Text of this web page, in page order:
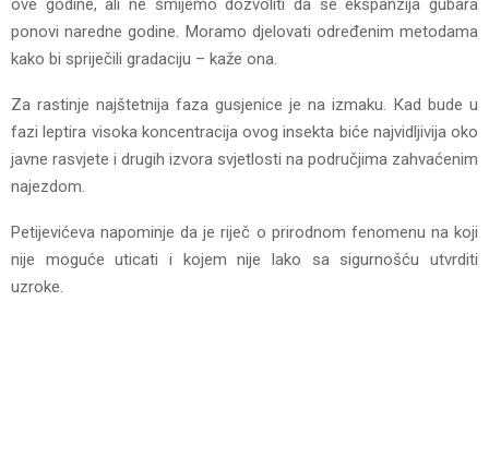
ove godine, ali ne smijemo dozvoliti da se ekspanzija gubara
ponovi naredne godine. Moramo djelovati određenim metodama
kako bi spriječili gradaciju – kaže ona.
Za rastinje najštetnija faza gusjenice je na izmaku. Кad bude u
fazi leptira visoka koncentracija ovog insekta biće najvidljivija oko
javne rasvjete i drugih izvora svjetlosti na područjima zahvaćenim
najezdom.
Petijevićeva napominje da je riječ o prirodnom fenomenu na koji
nije moguće uticati i kojem nije lako sa sigurnošću utvrditi
uzroke.